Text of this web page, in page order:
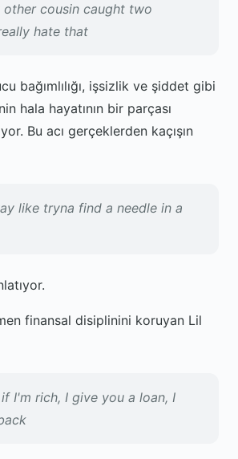
cousin caught two
hate that
bağımlılığı, işsizlik ve şiddet gibi
hala hayatının bir parçası
Bu acı gerçeklerden kaçışın
like tryna find a needle in a
finansal disiplinini koruyan Lil
I'm rich, I give you a loan, I